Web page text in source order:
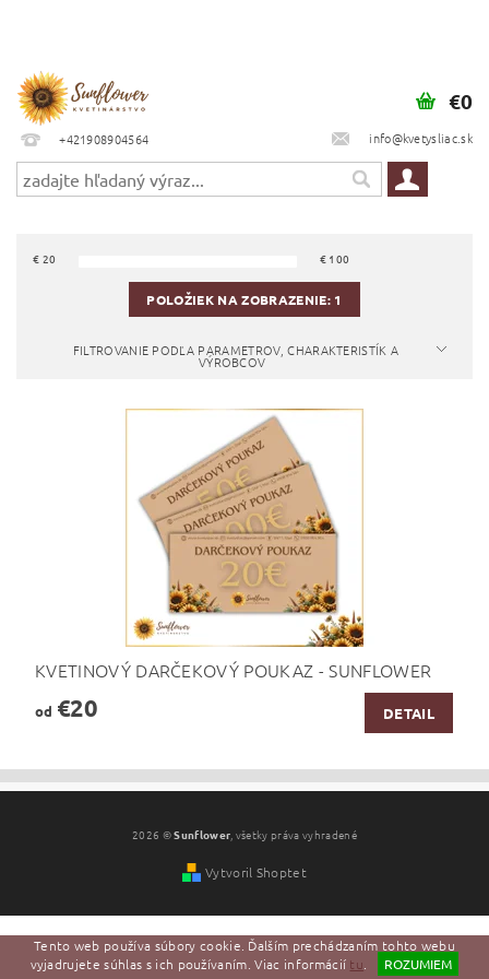
+421908904564 info@kvetysliac.sk
€0
€ 20 € 100
POLOŽIEK NA ZOBRAZENIE: 1
FILTROVANIE PODĽA PARAMETROV, CHARAKTERISTÍK A
VÝROBCOV
KVETINOVÝ DARČEKOVÝ POUKAZ - SUNFLOWER
od €20 DETAIL
2026 ©Sunflower, všetky práva vyhradené
Vytvoril Shoptet
Tento web používa súbory cookie. Ďalším prechádzaním tohto webu
vyjadrujete súhlas s ich používaním. Viac informácií tu ROZUMIEM